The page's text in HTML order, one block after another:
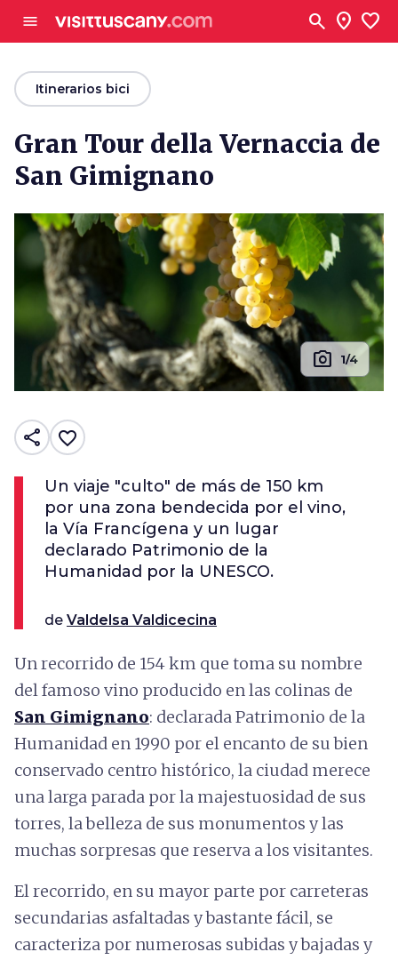
menu search location_on favorite
arrow_backItinerarios bici
Gran Tour della Vernaccia de
San Gimignano
photo_camera 1/4
share favorite_border
Un viaje "culto" de más de 150 km
por una zona bendecida por el vino,
la Vía Francígena y un lugar
declarado Patrimonio de la
Humanidad por la UNESCO.
de Valdelsa Valdicecina
Un recorrido de 154 km que toma su nombre
del famoso vino producido en las colinas de
San Gimignano: declarada Patrimonio de la
Humanidad en 1990 por el encanto de su bien
conservado centro histórico, la ciudad merece
una larga parada por la majestuosidad de sus
torres, la belleza de sus monumentos y las
muchas sorpresas que reserva a los visitantes.
El recorrido, en su mayor parte por carreteras
secundarias asfaltadas y bastante fácil, se
caracteriza por numerosas subidas y bajadas y